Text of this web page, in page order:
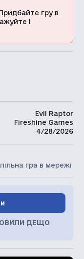
гру в
і
Evil Raptor
Fireshine Games
4/28/2026
гра в мережі
ДЕЩО